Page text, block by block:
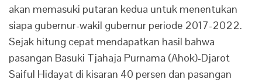
akan memasuki putaran kedua untuk menentukan
siapa gubernur-wakil gubernur periode 2017-2022.
Sejak hitung cepat mendapatkan hasil bahwa
pasangan Basuki Tjahaja Purnama (Ahok)-Djarot
Saiful Hidayat di kisaran 40 persen dan pasangan